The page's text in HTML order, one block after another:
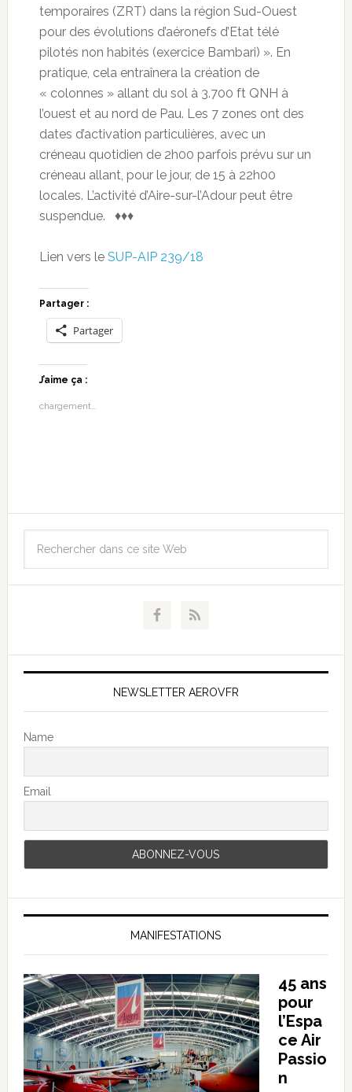
temporaires (ZRT) dans la région Sud-Ouest
pour des évolutions d’aéronefs d’Etat télé
pilotés non habités (exercice Bambari) ». En
pratique, cela entraînera la création de
« colonnes » allant du sol à 3.700 ft QNH à
l’ouest et au nord de Pau. Les 7 zones ont des
dates d’activation particulières, avec un
créneau quotidien de 2h00 parfois prévu sur un
créneau allant, pour le jour, de 15 à 22h00
locales. L’activité d’Aire-sur-l’Adour peut être
suspendue. ♦♦♦
Lien vers le SUP-AIP 239/18
Partager :
Partager
J’aime ça :
chargement…
NEWSLETTER AEROVFR
Name
Email
MANIFESTATIONS
45 ans
pour
l’Espa
ce Air
Passio
n